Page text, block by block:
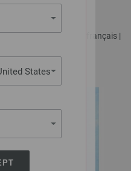
States
+ explications en français |
28